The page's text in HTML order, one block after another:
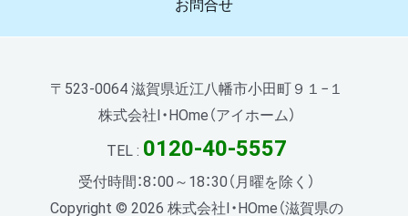
お問合せ
〒523-0064 滋賀県近江八幡市小田町９１−１
株式会社I・HOme（アイホーム）
TEL : 0120-40-5557
受付時間：8：00～18：30（月曜を除く）
Copyright © 2026 株式会社I・HOme（滋賀県の